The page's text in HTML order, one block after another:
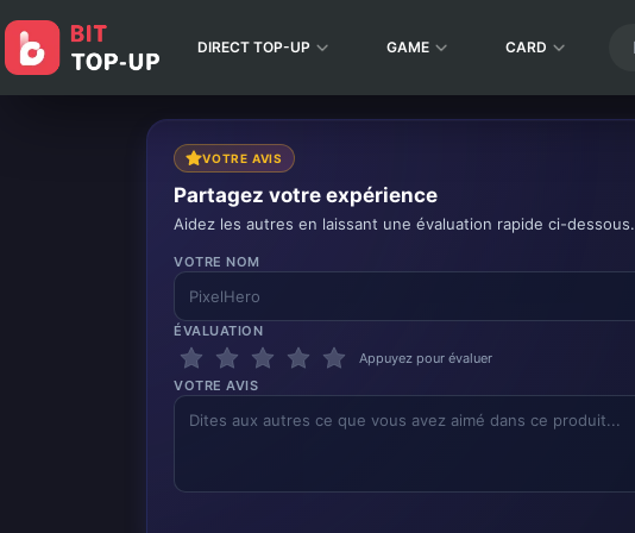
DIRECT TOP-UP GAME CARD
VOTRE AVIS
Partagez votre expérience
Aidez les autres en laissant une évaluation rapide ci-dessous.
VOTRE NOM
ÉVALUATION
Appuyez pour évaluer
VOTRE AVIS